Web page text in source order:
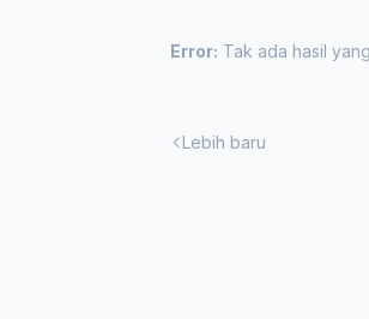
Error: Tak ada hasil
Lebih baru